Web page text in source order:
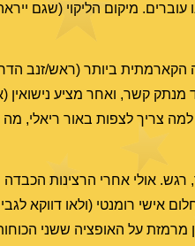
עוברים. מיקום הליקוי (שגם
הקארמתית ביותר (ראש/זנב
מנתק קשר, ואחר מציע נישואין
צריך לצפות באור ריאלי,
רגש. אולי אחרי הרצינות
אישי רומנטי (ולאו דווקא
מרמזת על האופציה ששני